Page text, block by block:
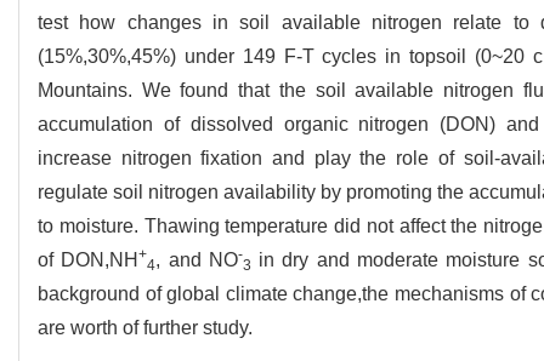
test how changes in soil available nitrogen relate
(15%,30%,45%) under 149 F-T cycles in topsoil
Mountains. We found that the soil available nitrogen
accumulation of dissolved organic nitrogen (DON)
increase nitrogen fixation and play the role of soil-
regulate soil nitrogen availability by promoting the
to moisture. Thawing temperature did not affect the
of DON,NH+
4, and NO-
3 in dry and moderate moisture
background of global climate change,the mechanisms of
are worth of further study.